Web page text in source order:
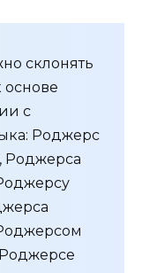
склонять
основе
с
Роджерс
Роджерса